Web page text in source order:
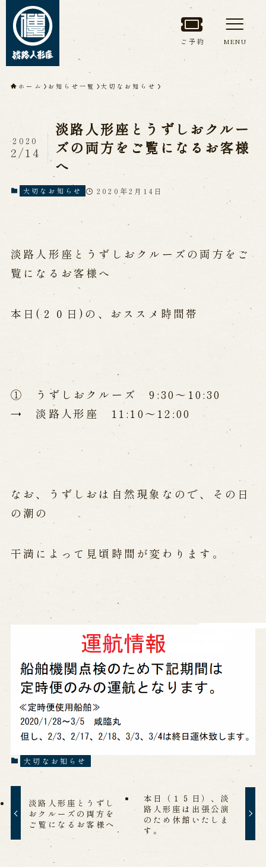
トップページ
淡路人形座について
淡路人形座とは
座員紹介
人間国宝 故鶴澤友路師匠
淡路人形座の成り立ち
淡路人形座で研修した人々
淡路人形浄瑠璃を受け継いで
公演カレンダー
開催中の公演
近日開催の公演
海外旅行客向け特別公演「くにうみ」
歴史
淡路島と国生み神話
南あわじ市の伝統芸能
ご利用案内
営業日時・料金 アクセス 館内のご案内
お問い合わせ
よくあるご質問
メールでお問い合わせ
お電話でお問い合わせ
予約
WEB予約
メールフォームから予約
お電話で予約
※株式会社うずのくに南あわじの求人情報ページへ移動します
関連施設
ご予約 MENU
ホーム お知らせ一覧 大切なお知らせ
淡路人形座とうずしおクルー
ズの両方をご覧になるお客様
へ
2020
2/14
大切なお知らせ 2020年2月14日
淡路人形座とうずしおクルーズの両方をご
覧になるお客様へ
本日(２０日)の、おススメ時間帯
① うずしおクルーズ 9:30～10:30
→ 淡路人形座 11:10～12:00
なお、うずしおは自然現象なので、その日
の潮の
干満によって見頃時間が変わります。
大切なお知らせ
淡路人形座とうずし
おクルーズの両方を
ご覧になるお客様へ
本日（１５日）、淡
路人形座は出張公演
のため休館いたしま
す。